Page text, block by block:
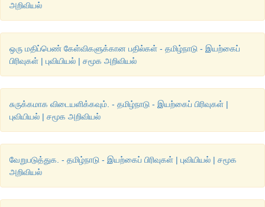
அறிவியல்
ஒரு மதிப்பெண் கேள்விகளுக்கான பதில்கள் - தமிழ்நாடு - இயற்கைப்
பிரிவுகள் | புவியியல் | சமூக அறிவியல்
சுருக்கமாக விடையளிக்கவும். - தமிழ்நாடு - இயற்கைப் பிரிவுகள் |
புவியியல் | சமூக அறிவியல்
வேறுபடுத்துக. - தமிழ்நாடு - இயற்கைப் பிரிவுகள் | புவியியல் | சமூக
அறிவியல்